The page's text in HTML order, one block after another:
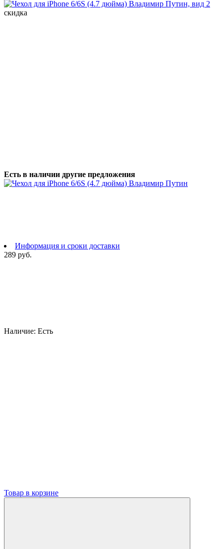
скидка
Есть в наличии другие предложения
Информация и сроки доставки
289 руб.
Наличие: Есть
Товар в корзине